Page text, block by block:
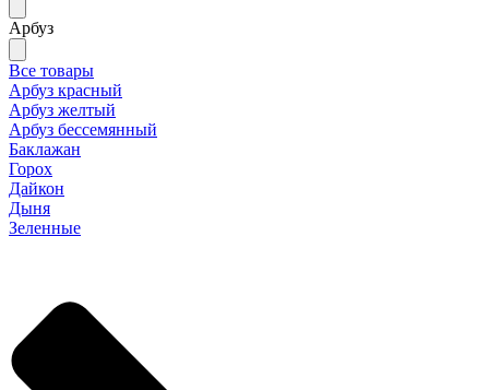
Арбуз
Все товары
Арбуз красный
Арбуз желтый
Арбуз бессемянный
Баклажан
Горох
Дайкон
Дыня
Зеленные